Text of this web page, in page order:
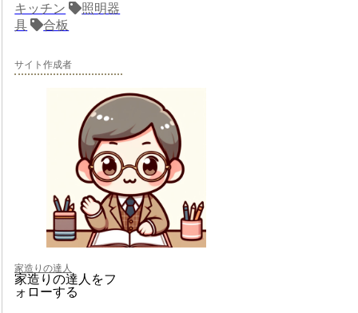
キッチン
照明器
具
合板
サイト作成者
家造りの達人
家造りの達人をフ
ォローする